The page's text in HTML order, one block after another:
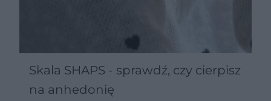
Skala SHAPS - sprawdź, czy cierpisz
na anhedonię